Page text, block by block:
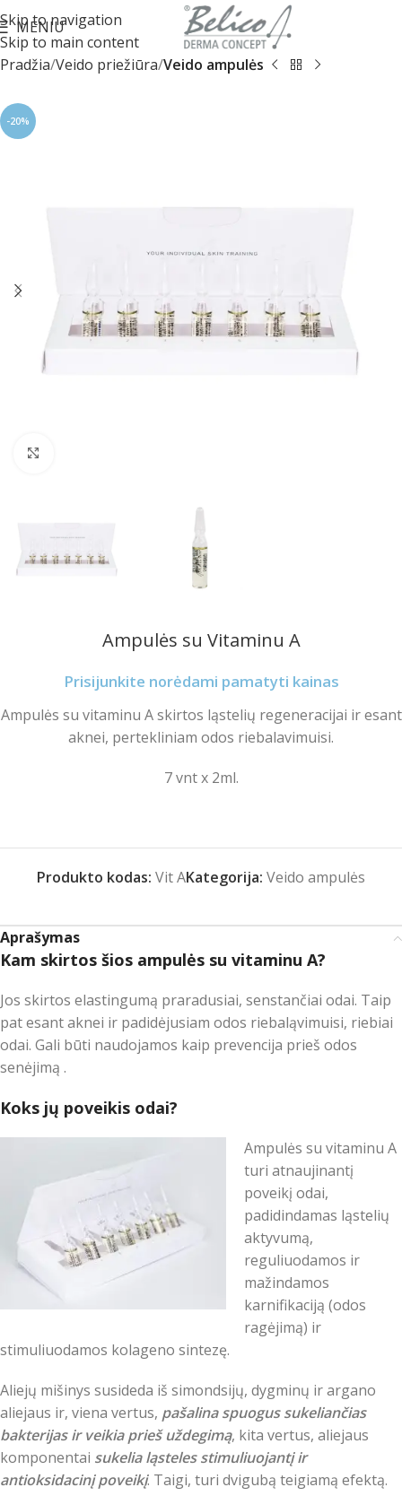
Skip to navigation
Skip to main content
MENIU
Pradžia Veido priežiūra Veido ampulės
-20%
Ampulės su Vitaminu A
Prisijunkite norėdami pamatyti kainas
Ampulės su vitaminu A skirtos ląstelių regeneracijai ir esant
aknei, pertekliniam odos riebalavimuisi.
7 vnt x 2ml.
Produkto kodas: Vit AKategorija: Veido ampulės
Aprašymas
Kam skirtos šios ampulės su vitaminu A?
Jos skirtos elastingumą praradusiai, senstančiai odai. Taip
pat esant aknei ir padidėjusiam odos riebaląvimuisi, riebiai
odai. Gali būti naudojamos kaip prevencija prieš odos
senėjimą .
Koks jų poveikis odai?
Ampulės su vitaminu A
turi atnaujinantį
poveikį odai,
padidindamas ląstelių
aktyvumą,
reguliuodamos ir
mažindamos
karnifikaciją (odos
ragėjimą) ir
stimuliuodamos kolageno sintezę.
Aliejų mišinys susideda iš simondsijų, dygminų ir argano
aliejaus ir, viena vertus, pašalina spuogus sukeliančias
bakterijas ir veikia prieš uždegimą, kita vertus, aliejaus
komponentai sukelia ląsteles stimuliuojantį ir
antioksidacinį poveikį. Taigi, turi dvigubą teigiamą efektą.